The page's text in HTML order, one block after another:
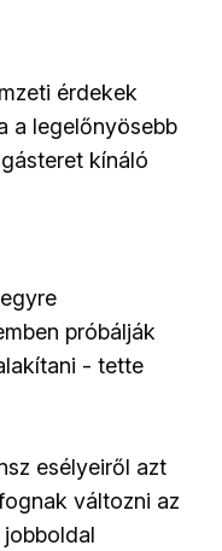
érdekek
a legelőnyösebb
kínáló
próbálják
- tette
esélyeiről azt
változni az